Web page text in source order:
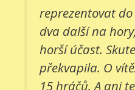
reprezentovat
dva další na
horší účast.
překvapila. O
15 hráčů. A ani